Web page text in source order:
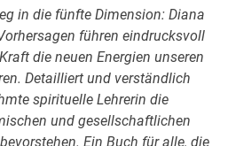
in die fünfte Dimension: Diana
führen eindrucksvoll
die neuen Energien unseren
Detailliert und verständlich
spirituelle Lehrerin die
und gesellschaftlichen
Ein Buch für alle, die